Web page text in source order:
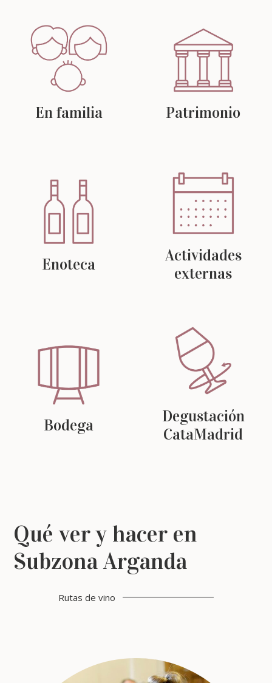
En familia Patrimonio
Enoteca
Actividades
externas
Bodega
Degustación
CataMadrid
Qué ver y hacer en
Subzona Arganda
Rutas de vino